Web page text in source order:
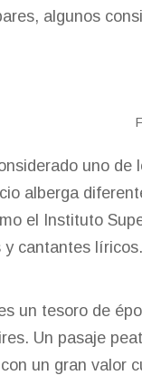
algunos
uno
alberga
el Instituto
y cantantes líricos.
un tesoro de
Un pasaje
un gran valor